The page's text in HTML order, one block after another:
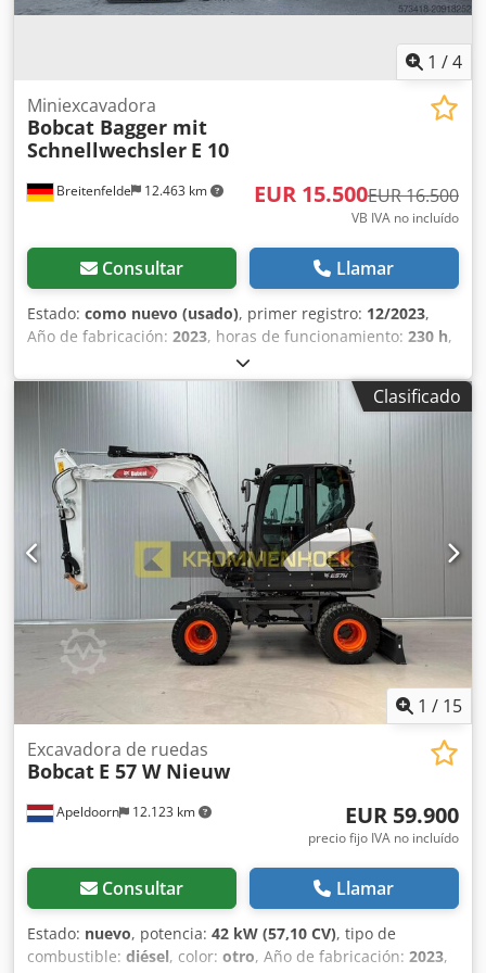
1 /4
Breitenfelde 12.463 km
Miniexcavadora
Bobcat Bagger mit
Schnellwechsler E 10
EUR 15.500EUR 16.500
VB IVA no incluído
Consultar Llamar
Estado: como nuevo (usado), primer registro: 12/2023,
Año de fabricación: 2023, horas de funcionamiento: 230 h,
Enfriador de aceite hidráulico Protección de manguera de
alto rendimiento Luz LED en el brazo Acoplador rápido
MS01 Equipamiento estándar de la máquina, ancho: 710
Hidráulica auxiliar de doble efecto Crodpfjx Tn Upjx Am
Ref Dos velocidades de traslación Certificación CE Esta
oferta no es vinculante, no se garantiza la exactitud de los
detalles del equipamiento. Sujeto a errores,
modificaciones y venta previa!
Clasificado
1 / 15
Apeldoorn 12.123 km
Excavadora de ruedas
Bobcat E 57 W Nieuw
EUR 59.900
precio fijo IVA no incluído
Consultar Llamar
Estado: nuevo, potencia: 42 kW (57,10 CV), tipo de
combustible: diésel, color: otro, Año de fabricación: 2023,